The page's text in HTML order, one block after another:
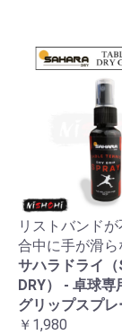
リストバンド
合中に手が滑ら
サハラドライ（
DRY） - 卓球専
グリップスプレ
￥1,980